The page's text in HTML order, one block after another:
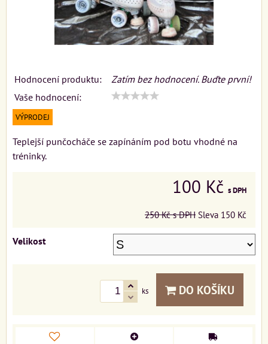
Hodnocení produktu:
Zatím bez hodnocení. Buďte první!
Vaše hodnocení:
VÝPRODEJ
Teplejší punčocháče se zapínáním pod botu vhodné na
tréninky.
100 Kč s DPH
250 Kč s DPH Sleva 150 Kč
Velikost
ks DO KOŠÍKU